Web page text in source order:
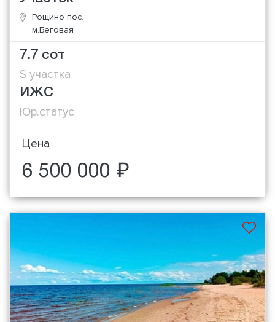
Рощино пос.
м.Беговая
7.7 сот
S участка
ИЖС
Юр.статус
Цена
6 500 000 ₽